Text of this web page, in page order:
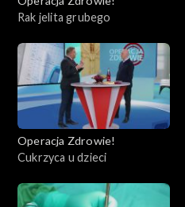
Rak jelita grubego
Operacja Zdrowie!
Cukrzyca u dzieci